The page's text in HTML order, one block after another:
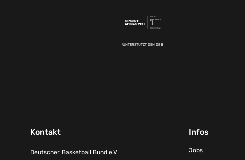
UNTERSTÜTZT DEN DBB
Kontakt
Deutscher Basketball Bund e.V
Infos
Jobs